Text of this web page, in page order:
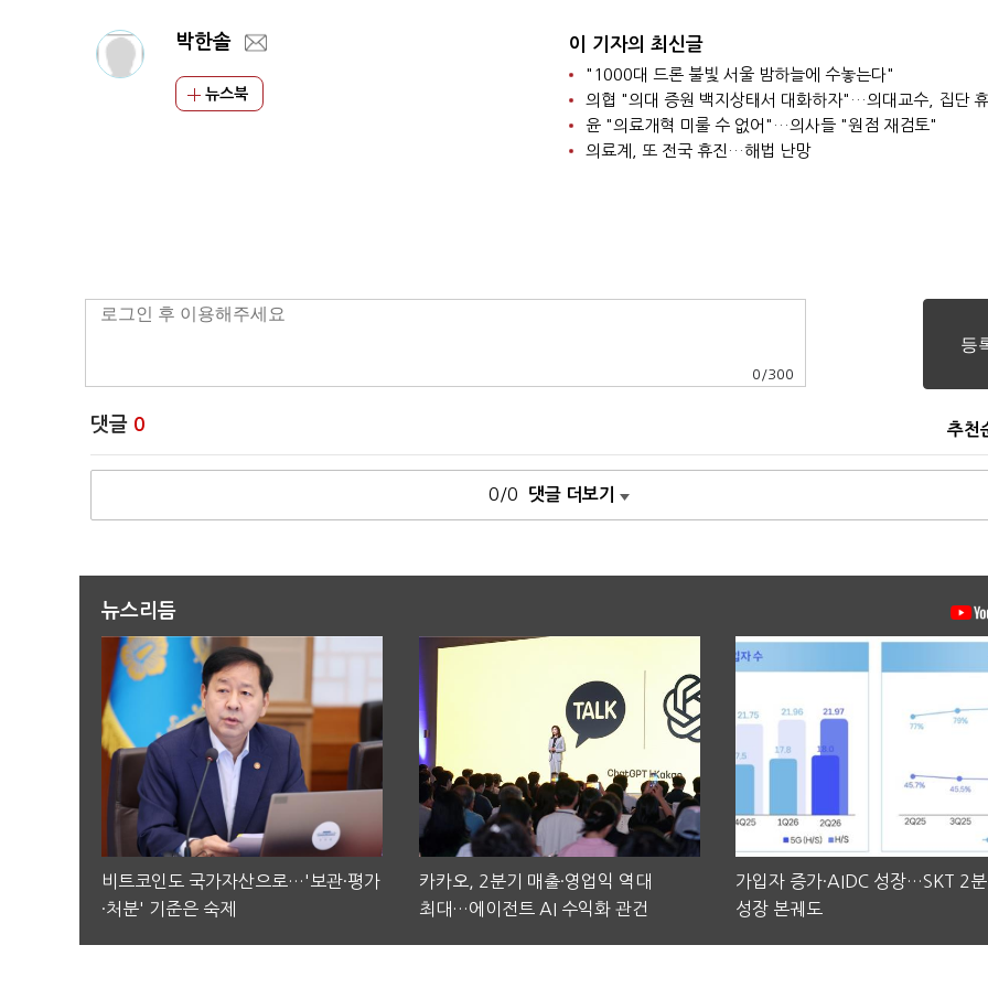
박한솔
뉴스북
이 기자의 최신글
"1000대 드론 불빛 서울 밤하늘에 수놓는다"
의협 "의대 증원 백지상태서 대화하자"…의대교수, 집단
윤 "의료개혁 미룰 수 없어"…의사들 "원점 재검토"
의료계, 또 전국 휴진…해법 난망
0 /300
댓글 0 추천
0/0 댓글 더보기
뉴스리듬
비트코인도 국가자산으로…'보관·평가
·처분' 기준은 숙제
카카오, 2분기 매출·영업익 역대
최대…에이전트 AI 수익화 관건
가입자 증가·AIDC 성장…SKT 2
성장 본궤도